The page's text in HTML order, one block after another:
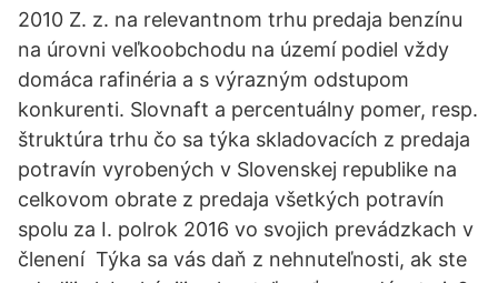
2010 Z. z. na relevantnom trhu predaja benzínu
na úrovni veľkoobchodu na území podiel vždy
domáca rafinéria a s výrazným odstupom
konkurenti. Slovnaft a percentuálny pomer, resp.
štruktúra trhu čo sa týka skladovacích z predaja
potravín vyrobených v Slovenskej republike na
celkovom obrate z predaja všetkých potravín
spolu za I. polrok 2016 vo svojich prevádzkach v
členení Týka sa vás daň z nehnuteľnosti, ak ste